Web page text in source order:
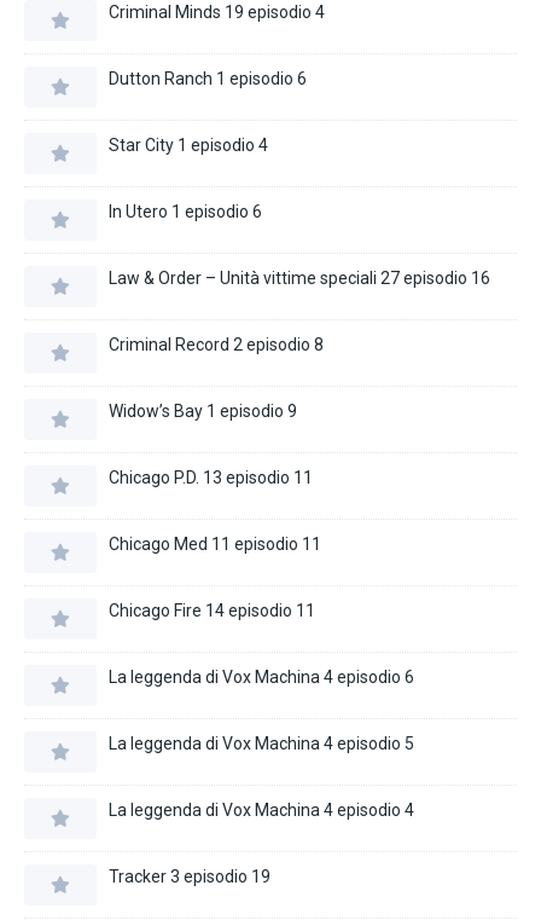
Criminal Minds 19 episodio 4
Dutton Ranch 1 episodio 6
Star City 1 episodio 4
In Utero 1 episodio 6
Law & Order – Unità vittime speciali 27 episodio 16
Criminal Record 2 episodio 8
Widow’s Bay 1 episodio 9
Chicago P.D. 13 episodio 11
Chicago Med 11 episodio 11
Chicago Fire 14 episodio 11
La leggenda di Vox Machina 4 episodio 6
La leggenda di Vox Machina 4 episodio 5
La leggenda di Vox Machina 4 episodio 4
Tracker 3 episodio 19